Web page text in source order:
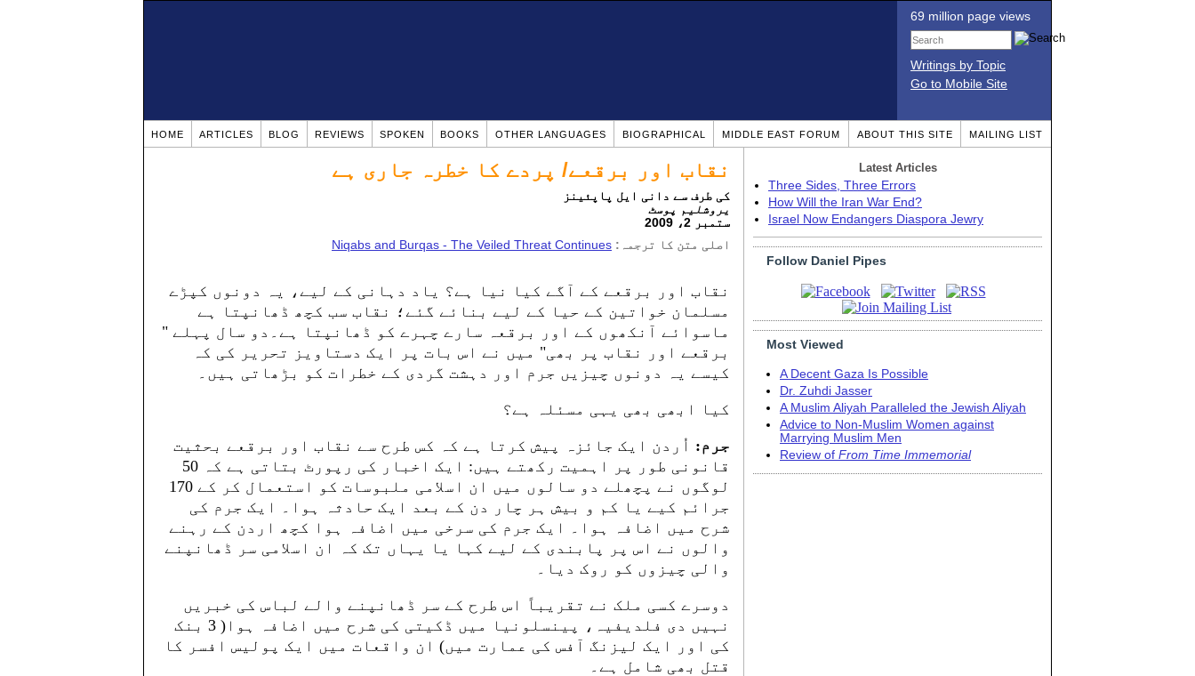
69 million page views
Writings by Topic
Go to Mobile Site
HOME ARTICLES BLOG REVIEWS SPOKEN BOOKS OTHER LANGUAGES BIOGRAPHICAL MIDDLE EAST FORUM ABOUT THIS SITE MAILING LIST
نقاب اور برقعے/ پردے کا خطرہ جاری ہے
کی طرف سے دانی ایل پاپئینز
یروشلیم پوسٹ
ستمبر 2، 2009
اصلی متن کا ترجمہ: Niqabs and Burqas - The Veiled Threat Continues
نقاب اور برقعے کے آگے کیا نیا ہے؟ یاد دہانی کے لیے، یہ دونوں کپڑے
مسلمان خواتین کے حیا کے لیے بنائے گئے؛ نقاب سب کچھ ڈھانپتا ہے
ماسوائے آنکھوں کے اور برقعہ سارے چہرے کو ڈھانپتا ہے۔دو سال پہلے "
برقعے اور نقاب پر بھی" میں نے اس بات پر ایک دستاویز تحریر کی کہ
کیسے یہ دونوں چیزیں جرم اور دہشت گردی کے خطرات کو بڑھاتی ہیں۔
کیا ابھی بھی یہی مسئلہ ہے؟
جرم: اُردن ایک جائزہ پیش کرتا ہے کہ کس طرح سے نقاب اور برقعے بحثیت
قانونی طور پر اہمیت رکھتے ہیں: ایک اخبار کی رپورٹ بتاتی ہے کہ 50
لوگوں نے پچھلے دو سالوں میں ان اسلامی ملبوسات کو استعمال کر کے 170
جرائم کیے یا کم و بیش ہر چار دن کے بعد ایک حادثہ ہوا۔ ایک جرم کی
شرح میں اضافہ ہوا۔ ایک جرم کی سرخی میں اضافہ ہوا کچھ اردن کے رہنے
والوں نے اس پر پابندی کے لیے کہا یا یہاں تک کہ ان اسلامی سر ڈھانپنے
والی چیزوں کو روک دیا۔
دوسرے کسی ملک نے تقریباً اس طرح کے سر ڈھانپنے والے لباس کی خبریں
نہیں دی فلدیفیہ، پینسلونیا میں ڈکیتی کی شرح میں اضافہ ہوا( 3 بنک
کی اور ایک لیزنگ آفس کی عمارت میں) ان واقعات میں ایک پولیس افسر کا
قتل بھی شامل ہے۔
Latest Articles
Three Sides, Three Errors
How Will the Iran War End?
Israel Now Endangers Diaspora Jewry
Follow Daniel Pipes
Most Viewed
A Decent Gaza Is Possible
Dr. Zuhdi Jasser
A Muslim Aliyah Paralleled the Jewish Aliyah
Advice to Non-Muslim Women against
Marrying Muslim Men
Review of From Time Immemorial